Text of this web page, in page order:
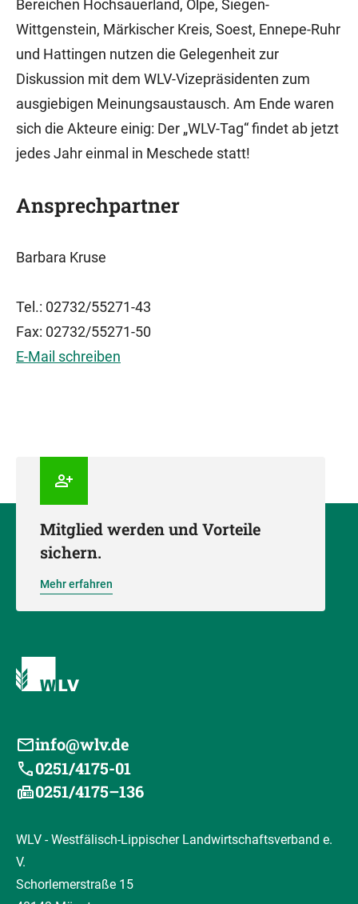
Bereichen Hochsauerland, Olpe, Siegen-
Wittgenstein, Märkischer Kreis, Soest, Ennepe-Ruhr
und Hattingen nutzen die Gelegenheit zur
Diskussion mit dem WLV-Vizepräsidenten zum
ausgiebigen Meinungsaustausch. Am Ende waren
sich die Akteure einig: Der „WLV-Tag“ findet ab jetzt
jedes Jahr einmal in Meschede statt!
Ansprechpartner
Barbara Kruse
Tel.: 02732/55271-43
Fax: 02732/55271-50
E-Mail schreiben
Mitglied werden und Vorteile
sichern.
Mehr erfahren
info@wlv.de
0251/4175-01
0251/4175–136
WLV - Westfälisch-Lippischer Landwirtschaftsverband e.
V.
Schorlemerstraße 15